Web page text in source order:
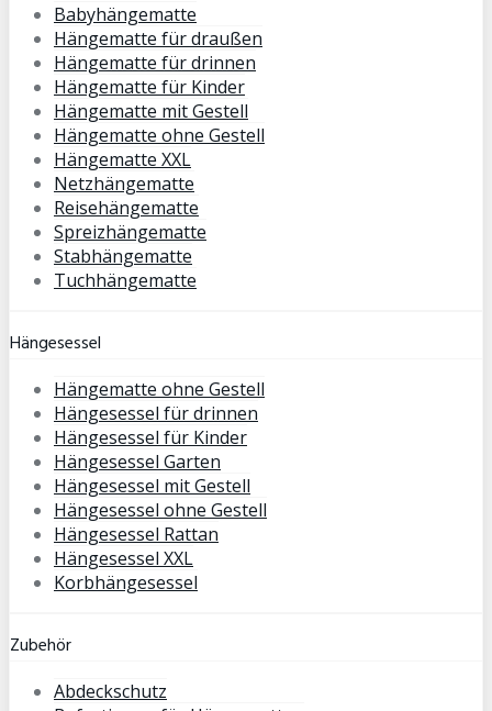
Babyhängematte
Hängematte für draußen
Hängematte für drinnen
Hängematte für Kinder
Hängematte mit Gestell
Hängematte ohne Gestell
Hängematte XXL
Netzhängematte
Reisehängematte
Spreizhängematte
Stabhängematte
Tuchhängematte
Hängesessel
Hängematte ohne Gestell
Hängesessel für drinnen
Hängesessel für Kinder
Hängesessel Garten
Hängesessel mit Gestell
Hängesessel ohne Gestell
Hängesessel Rattan
Hängesessel XXL
Korbhängesessel
Zubehör
Abdeckschutz